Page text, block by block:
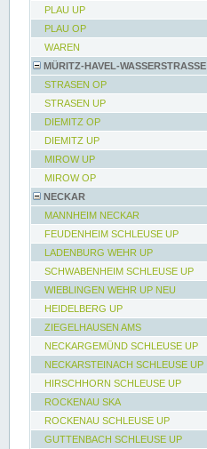
PLAU UP
PLAU OP
WAREN
MÜRITZ-HAVEL-WASSERSTRASSE
STRASEN OP
STRASEN UP
DIEMITZ OP
DIEMITZ UP
MIROW UP
MIROW OP
NECKAR
MANNHEIM NECKAR
FEUDENHEIM SCHLEUSE UP
LADENBURG WEHR UP
SCHWABENHEIM SCHLEUSE UP
WIEBLINGEN WEHR UP NEU
HEIDELBERG UP
ZIEGELHAUSEN AMS
NECKARGEMÜND SCHLEUSE UP
NECKARSTEINACH SCHLEUSE UP
HIRSCHHORN SCHLEUSE UP
ROCKENAU SKA
ROCKENAU SCHLEUSE UP
GUTTENBACH SCHLEUSE UP